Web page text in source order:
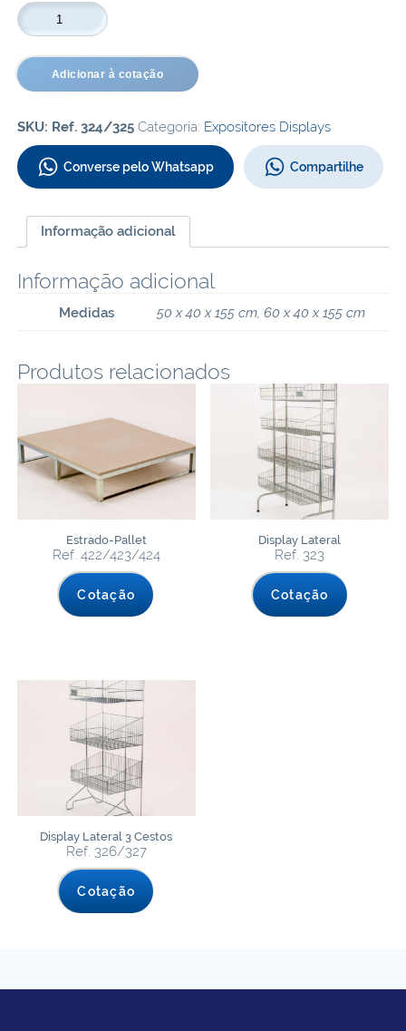
Display
Lateral
Cestos
quantidadeAdicionar à cotação
SKU: Ref. 324/325 Categoria: Expositores Displays
Converse pelo Whatsapp Compartilhe
Informação adicional
Informação adicional
Medidas 50 x 40 x 155 cm, 60 x 40 x 155 cm
Produtos relacionados
Estrado-Pallet
Ref. 422/423/424
Cotação
Display Lateral
Ref. 323
Cotação
Display Lateral 3 Cestos
Ref. 326/327
Cotação